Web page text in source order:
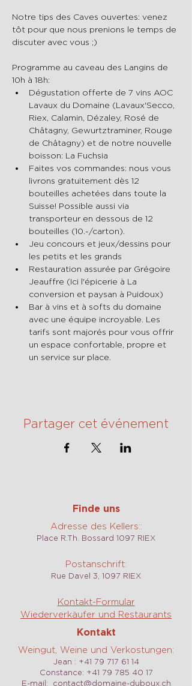
Notre tips des Caves ouvertes: venez
tôt pour que nous prenions le temps de
discuter avec vous ;)
Programme au caveau des Langins de
10h à 18h:
Dégustation offerte de 7 vins AOC
Lavaux du Domaine (Lavaux'Secco,
Riex, Calamin, Dézaley, Rosé de
Châtagny, Gewurtztraminer, Rouge
de Châtagny) et de notre nouvelle
boisson: La Fuchsia
Faites vos commandes: nous vous
livrons gratuitement dès 12
bouteilles achetées dans toute la
Suisse! Possible aussi via
transporteur en dessous de 12
bouteilles (10.-/carton).
Jeu concours et jeux/dessins pour
les petits et les grands
Restauration assurée par Grégoire
Jeauffre (Ici l'épicerie à La
conversion et paysan à Puidoux)
Bar à vins et à softs du domaine
avec une équipe incroyable. Les
tarifs sont majorés pour vous offrir
un espace confortable, propre et
un service sur place.
Partager cet événement
Finde uns
Adresse des Kellers::
Place R.Th. Bossard 1097 RIEX
Postanschrift:
Rue Davel 3, 1097 RIEX
Kontakt-Formular
Wiederverkäufer und Restaurants
Kontakt
Weingut, Weine und Verkostungen:
Jean : +41 79 717 61 14
Constance: +41 79 785 40 17
E-mail:
contact@domaine-duboux.ch